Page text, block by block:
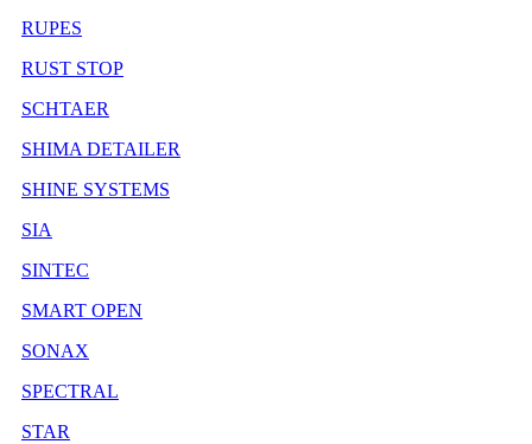
RUPES
RUST STOP
SCHTAER
SHIMA DETAILER
SHINE SYSTEMS
SIA
SINTEC
SMART OPEN
SONAX
SPECTRAL
STAR